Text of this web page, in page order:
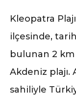
Kleopatra
ilçesinde,
bulunan 2
Akdeniz plajı.
sahiliyle